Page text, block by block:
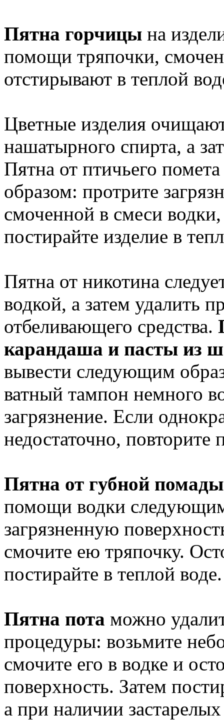
Пятна горчицы на
помощи тряпочки,
отстирывают в теплой
Цветные изделия
нашатырного спирта, а
Пятна от птичьего
образом: протрите
смоченной в смеси
постирайте изделие в
Пятна от никотина
водкой, а затем удалить
отбеливающего средства.
карандаша и пасты из
вывести следующим
ватный тампон немного
загрязнение. Если
недостаточно, повторите
Пятна от губной
помощи водки
загрязненную
смочите ею тряпочку.
постирайте в теплой воде.
Пятна пота можно
процедуры: возьмите
смочите его в водке и
поверхность. Затем
а при наличии